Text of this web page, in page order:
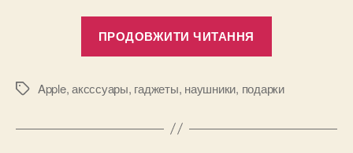
ПРОДОВЖИТИ ЧИТАННЯ
–
Позначки
Apple,аксссуары, гаджеты, наушники, подарки